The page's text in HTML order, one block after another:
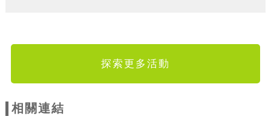
探索更多活動
相關連結